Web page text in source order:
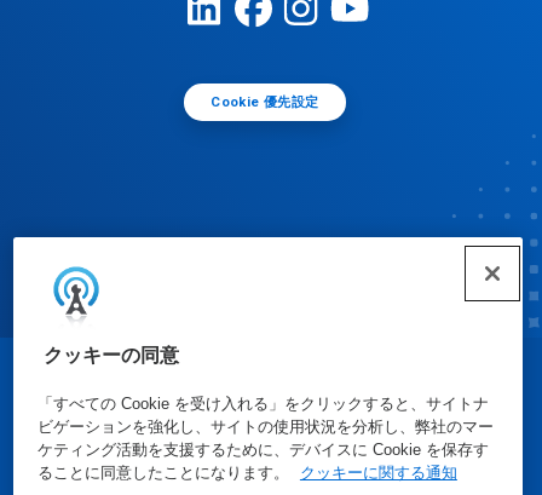
クッキーの同意
「すべての Cookie を受け入れる」をクリックすると、サイトナ
ビゲーションを強化し、サイトの使用状況を分析し、弊社のマー
ケティング活動を支援するために、デバイスに Cookie を保存す
ることに同意したことになります。
クッキーに関する通知
Cookie 優先設定
© Ecolab Inc. 2025
安全データシート|プライバシーポリシー|利用規約